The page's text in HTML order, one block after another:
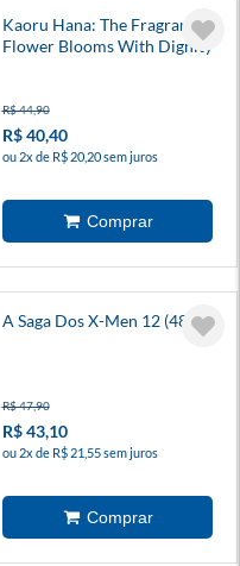
Kaoru Hana: The Fragrant
Flower Blooms With Dignity
R$ 44,90
R$ 40,40
ou 2x de R$ 20,20 sem juros
A Saga Dos X-Men 12 (48)
R$ 47,90
R$ 43,10
ou 2x de R$ 21,55 sem juros